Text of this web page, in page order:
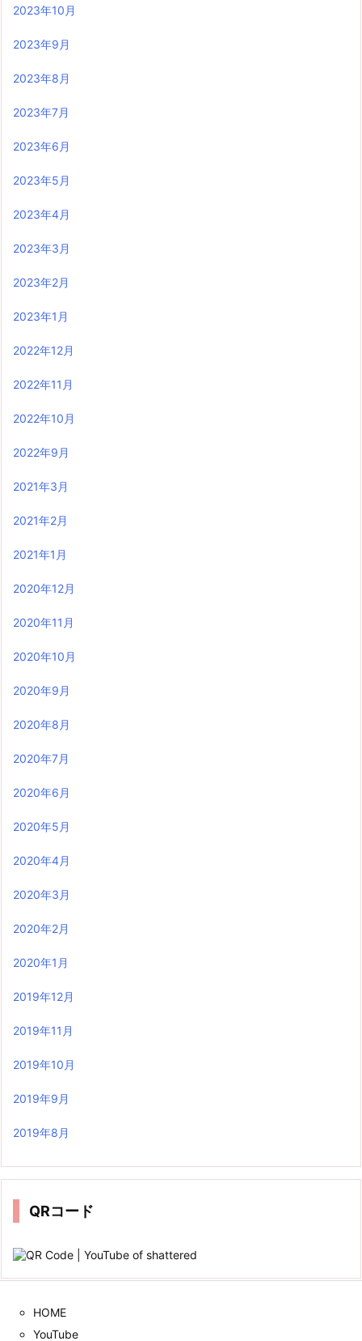
2023年10月
2023年9月
2023年8月
2023年7月
2023年6月
2023年5月
2023年4月
2023年3月
2023年2月
2023年1月
2022年12月
2022年11月
2022年10月
2022年9月
2021年3月
2021年2月
2021年1月
2020年12月
2020年11月
2020年10月
2020年9月
2020年8月
2020年7月
2020年6月
2020年5月
2020年4月
2020年3月
2020年2月
2020年1月
2019年12月
2019年11月
2019年10月
2019年9月
2019年8月
QRコード
HOME
YouTube